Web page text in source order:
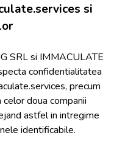
si
SRL si IMMACULATE
confidentialitatea
precum
doua companii
astfel in intregime
identificabile.